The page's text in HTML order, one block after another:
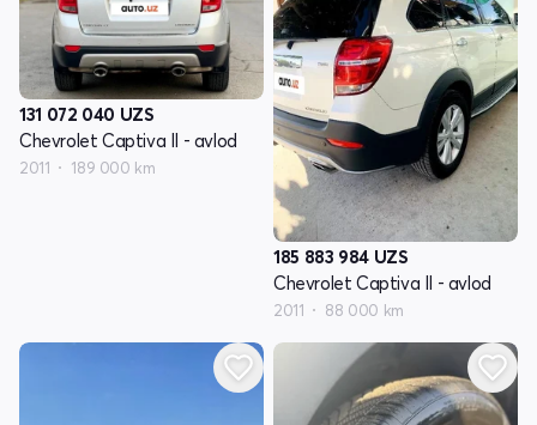
131 072 040 UZS
Chevrolet Captiva II - avlod
2011 189 000 km
185 883 984 UZS
Chevrolet Captiva II - avlod
2011 88 000 km